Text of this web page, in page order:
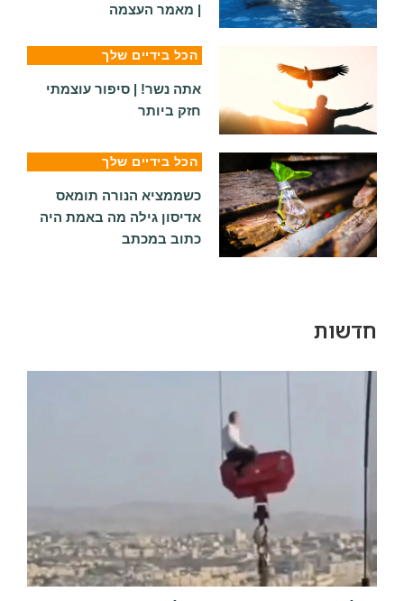
| מאמר העצמה
הכל בידיים שלך
אתה נשר! | סיפור עוצמתי
חזק ביותר
הכל בידיים שלך
כשממציא הנורה תומאס
אדיסון גילה מה באמת היה
כתוב במכתב
חדשות